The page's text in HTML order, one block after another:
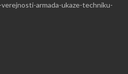
armada-ukaze-techniku-